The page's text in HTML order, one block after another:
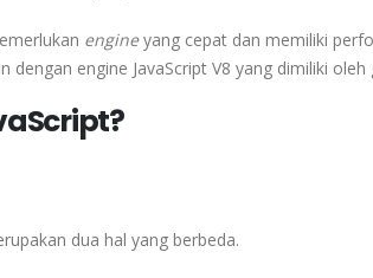
engineyang cepat dan memiliki
engine JavaScript V8 yang dimiliki oleh
dua hal yang berbeda.